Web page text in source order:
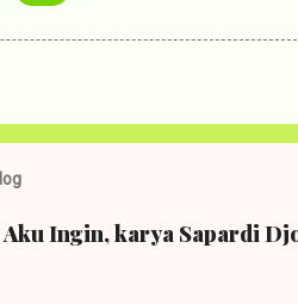
Ingin, karya Sapardi